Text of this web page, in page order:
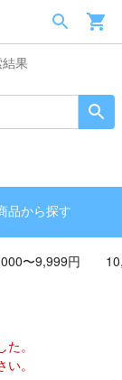
果
品から探す
〜9,999円
。
。